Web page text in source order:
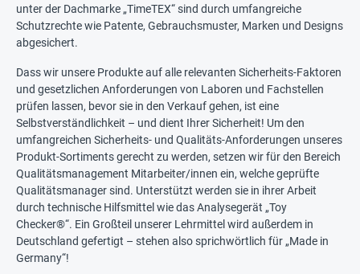
unter der Dachmarke „TimeTEX“ sind durch umfangreiche
Schutzrechte wie Patente, Gebrauchsmuster, Marken und Designs
abgesichert.
Dass wir unsere Produkte auf alle relevanten Sicherheits-Faktoren
und gesetzlichen Anforderungen von Laboren und Fachstellen
prüfen lassen, bevor sie in den Verkauf gehen, ist eine
Selbstverständlichkeit – und dient Ihrer Sicherheit! Um den
umfangreichen Sicherheits- und Qualitäts-Anforderungen unseres
Produkt-Sortiments gerecht zu werden, setzen wir für den Bereich
Qualitätsmanagement Mitarbeiter/innen ein, welche geprüfte
Qualitätsmanager sind. Unterstützt werden sie in ihrer Arbeit
durch technische Hilfsmittel wie das Analysegerät „Toy
Checker®“. Ein Großteil unserer Lehrmittel wird außerdem in
Deutschland gefertigt – stehen also sprichwörtlich für „Made in
Germany“!